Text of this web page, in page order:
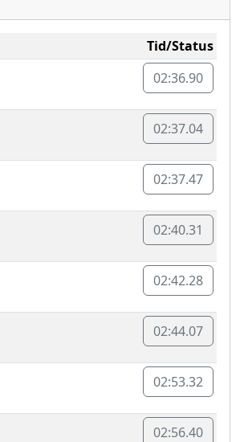
Tid/Status
02:36.90
02:37.04
02:37.47
02:40.31
02:42.28
02:44.07
02:53.32
02:56.40